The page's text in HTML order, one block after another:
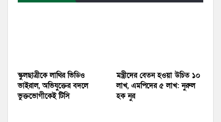
স্কুলছাত্রীকে লাথির ভিডিও
ভাইরাল, অভিযুক্তের বদলে
ভুক্তভোগীকেই টিসি
মন্ত্রীদের বেতন হওয়া উচিত ১০
লাখ, এমপিদের ৫ লাখ: নুরুল
হক নুর